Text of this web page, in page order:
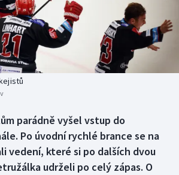
parádně vyšel vstup do
Po úvodní rychlé brance se na
vedení, které si po dalších dvou
udrželi po celý zápas. O